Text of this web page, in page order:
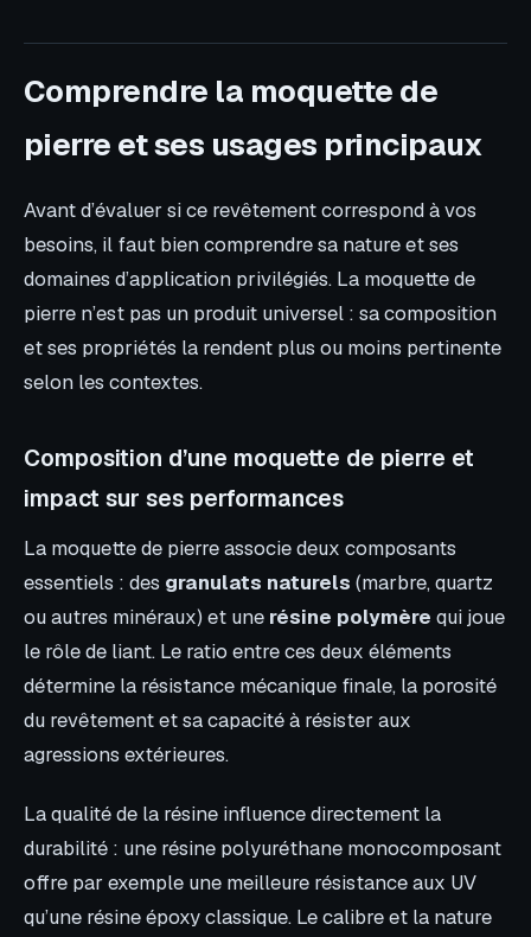
Comprendre la moquette de
pierre et ses usages principaux
Avant d’évaluer si ce revêtement correspond à vos
besoins, il faut bien comprendre sa nature et ses
domaines d’application privilégiés. La moquette de
pierre n’est pas un produit universel : sa composition
et ses propriétés la rendent plus ou moins pertinente
selon les contextes.
Composition d’une moquette de pierre et
impact sur ses performances
La moquette de pierre associe deux composants
essentiels : des granulats naturels (marbre, quartz
ou autres minéraux) et une résine polymère qui joue
le rôle de liant. Le ratio entre ces deux éléments
détermine la résistance mécanique finale, la porosité
du revêtement et sa capacité à résister aux
agressions extérieures.
La qualité de la résine influence directement la
durabilité : une résine polyuréthane monocomposant
offre par exemple une meilleure résistance aux UV
qu’une résine époxy classique. Le calibre et la nature